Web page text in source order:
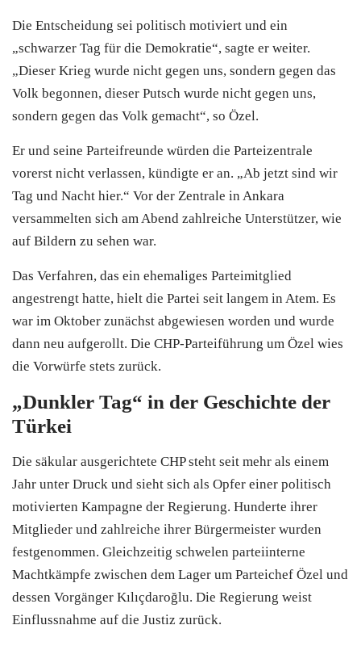
Die Entscheidung sei politisch motiviert und ein
„schwarzer Tag für die Demokratie“, sagte er weiter.
„Dieser Krieg wurde nicht gegen uns, sondern gegen das
Volk begonnen, dieser Putsch wurde nicht gegen uns,
sondern gegen das Volk gemacht“, so Özel.
Er und seine Parteifreunde würden die Parteizentrale
vorerst nicht verlassen, kündigte er an. „Ab jetzt sind wir
Tag und Nacht hier.“ Vor der Zentrale in Ankara
versammelten sich am Abend zahlreiche Unterstützer, wie
auf Bildern zu sehen war.
Das Verfahren, das ein ehemaliges Parteimitglied
angestrengt hatte, hielt die Partei seit langem in Atem. Es
war im Oktober zunächst abgewiesen worden und wurde
dann neu aufgerollt. Die CHP-Parteiführung um Özel wies
die Vorwürfe stets zurück.
„Dunkler Tag“ in der Geschichte der
Türkei
Die säkular ausgerichtete CHPsteht seit mehr als einem
Jahr unter Druck und sieht sich als Opfer einer politisch
motivierten Kampagne der Regierung. Hunderte ihrer
Mitglieder und zahlreiche ihrer Bürgermeister wurden
festgenommen. Gleichzeitig schwelen parteiinterne
Machtkämpfe zwischen dem Lager um Parteichef Özel und
dessen Vorgänger Kılıçdaroğlu. Die Regierung weist
Einflussnahme auf die Justiz zurück.